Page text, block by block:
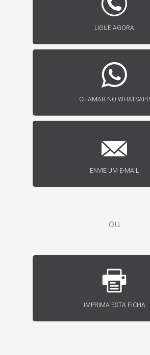
LIGUE AGORA
CHAMAR NO WHATSAPP
ENVIE UM E-MAIL
ou
IMPRIMA ESTA FICHA